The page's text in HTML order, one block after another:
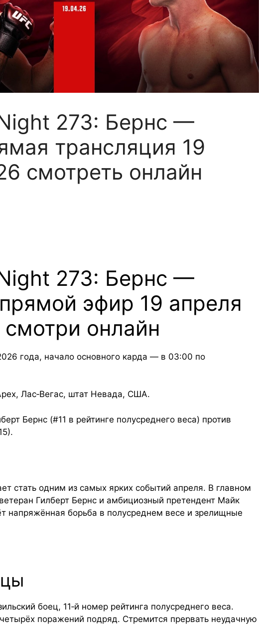
273: Бернс —
трансляция 19
смотреть онлайн
273: Бернс —
эфир 19 апреля
онлайн
года, начало основного карда — в 03:00 по
Лас‑Вегас, штат Невада, США.
Бернс (#11 в рейтинге полусреднего веса) против
стать одним из самых ярких событий апреля. В главном
Гилберт Бернс и амбициозный претендент Майк
напряжённая борьба в полусреднем весе и зрелищные
боец, 11‑й номер рейтинга полусреднего веса.
поражений подряд. Стремится прервать неудачную